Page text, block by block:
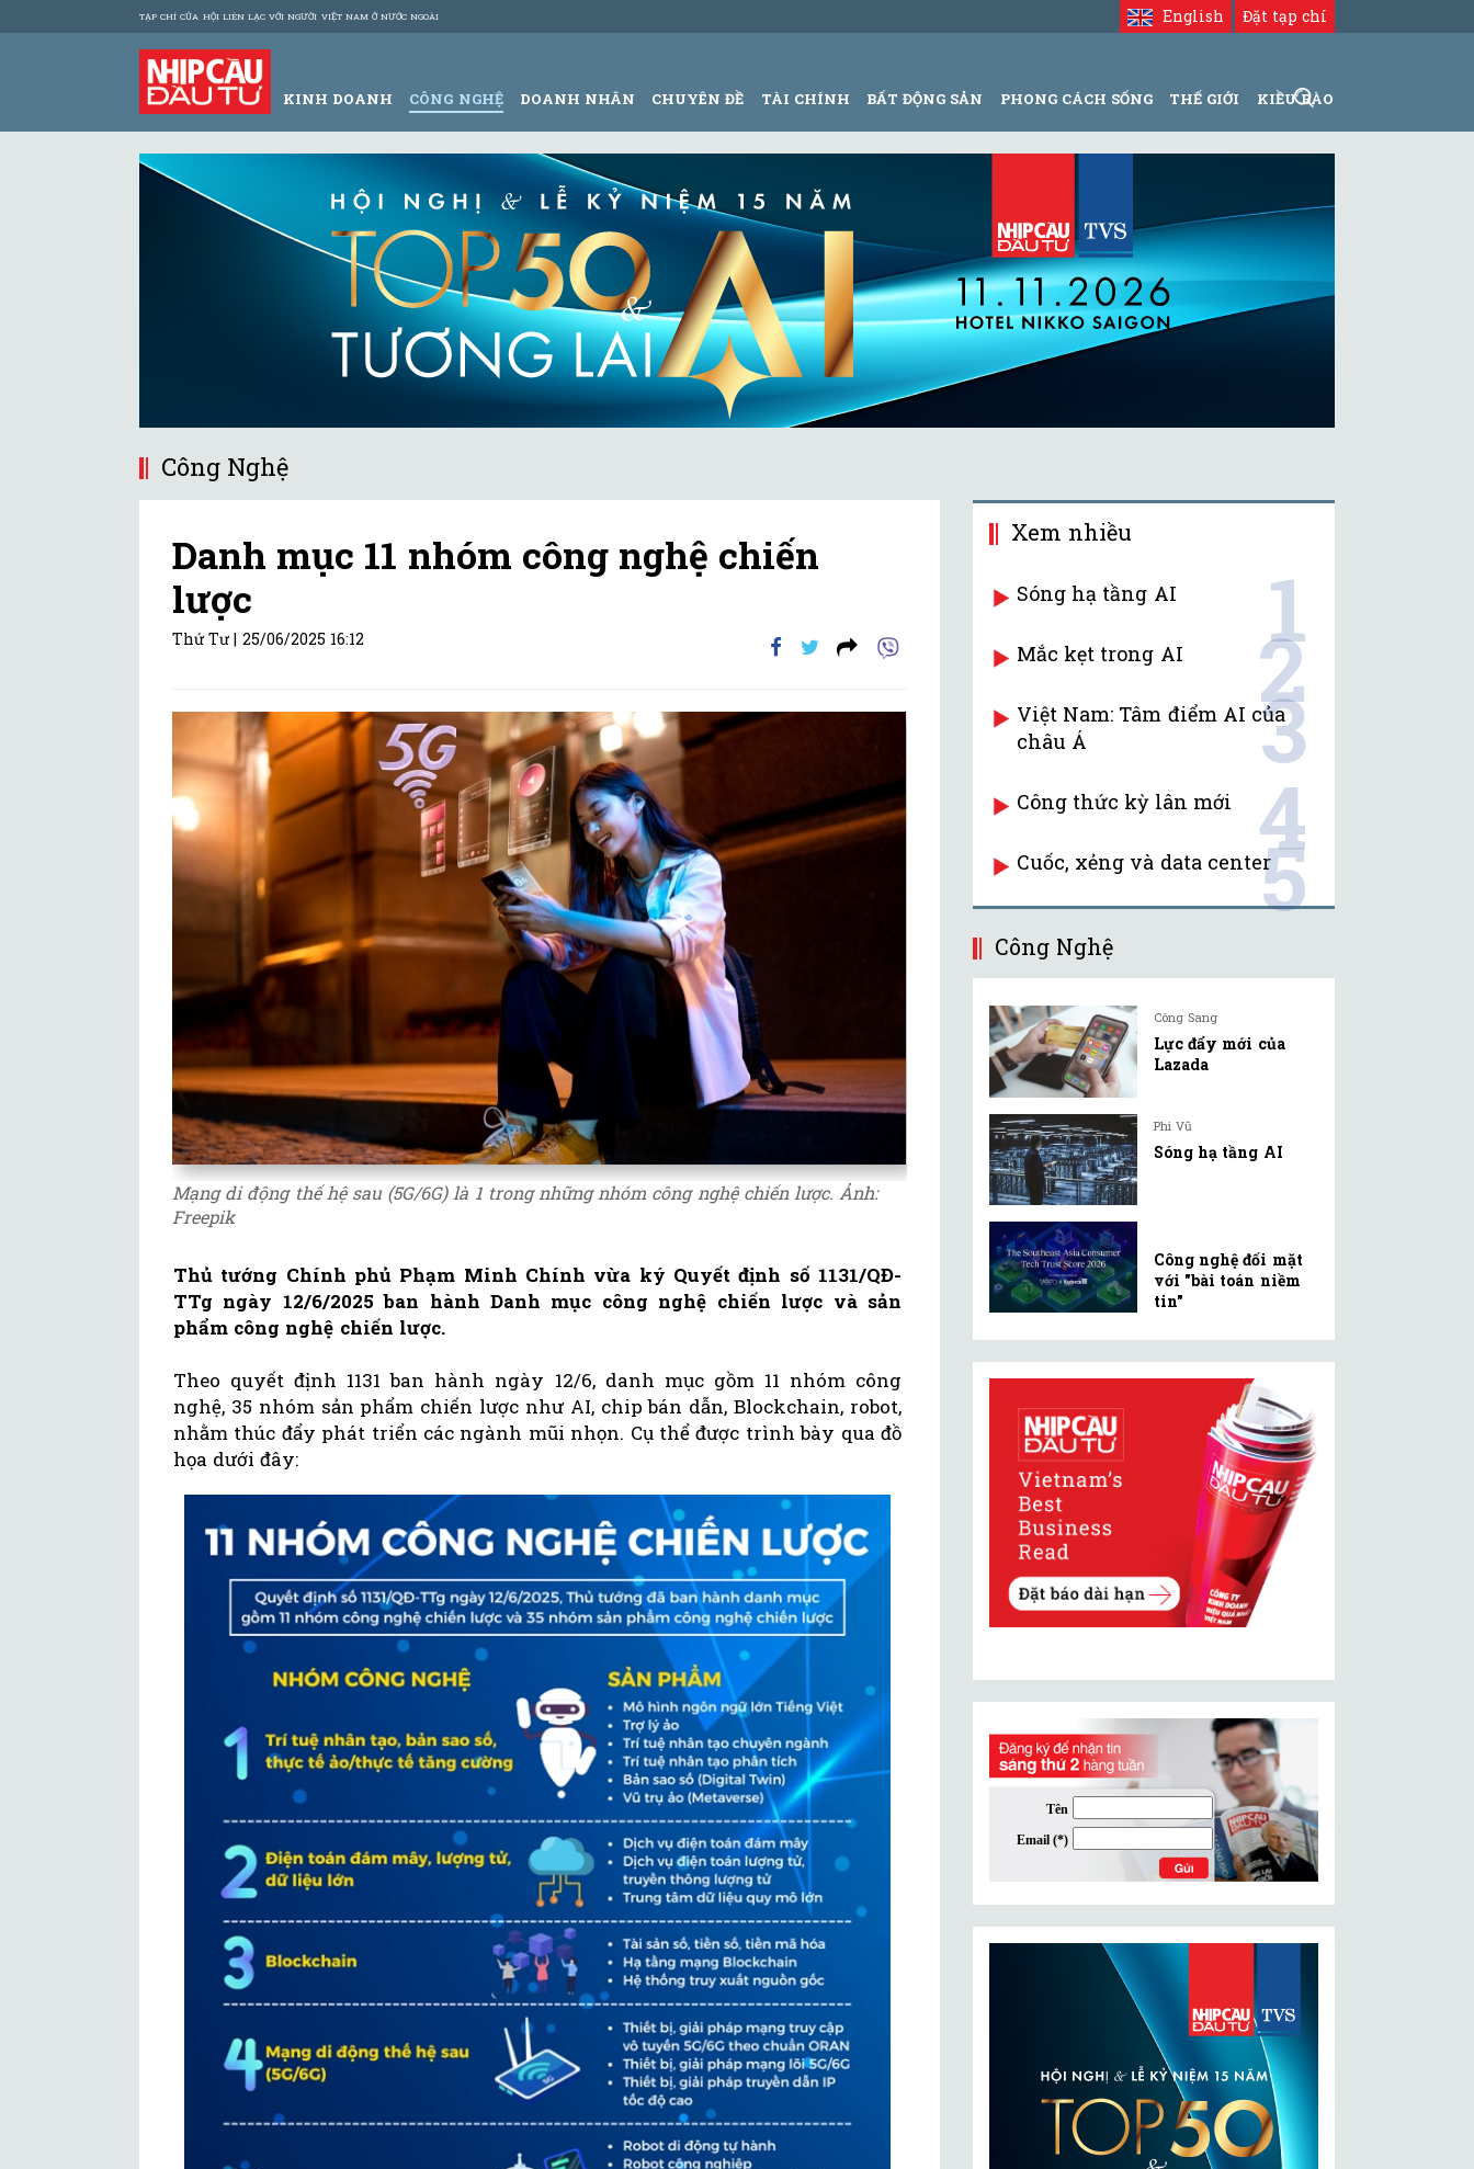
TẠP CHÍ CỦA HỘI LIÊN LẠC VỚI NGƯỜI VIỆT NAM Ở NƯỚC NGOÀI Đặt tạp chí
English
KINH DOANH CÔNG NGHỆ DOANH NHÂN CHUYÊN ĐỀ TÀI CHÍNH BẤT ĐỘNG SẢN PHONG CÁCH SỐNG THẾ GIỚI KIỀU BÀO
Công Nghệ
Danh mục 11 nhóm công nghệ chiến
lược
Thứ Tư | 25/06/2025 16:12
Mạng di động thế hệ sau (5G/6G) là 1 trong những nhóm công nghệ chiến lược. Ảnh:
Freepik
Thủ tướng Chính phủ Phạm Minh Chính vừa ký Quyết định số 1131/QĐ-
TTg ngày 12/6/2025 ban hành Danh mục công nghệ chiến lược và sản
phẩm công nghệ chiến lược.
Theo quyết định 1131 ban hành ngày 12/6, danh mục gồm 11 nhóm công
nghệ, 35 nhóm sản phẩm chiến lược như AI, chip bán dẫn, Blockchain, robot,
nhằm thúc đẩy phát triển các ngành mũi nhọn. Cụ thể được trình bày qua đồ
họa dưới đây:
Xem nhiều
Sóng hạ tầng AI 1
Mắc kẹt trong AI 2
Việt Nam: Tâm điểm AI của
châu Á
3
Công thức kỳ lân mới 4
Cuốc, xẻng và data center5
Công Nghệ
Công Sang
Lực đẩy mới của
Lazada
Phi Vũ
Sóng hạ tầng AI
Công nghệ đối mặt
với "bài toán niềm
tin"